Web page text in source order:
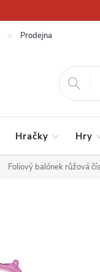
Prodejna
Hračky Hry
Foliový balónek růžová